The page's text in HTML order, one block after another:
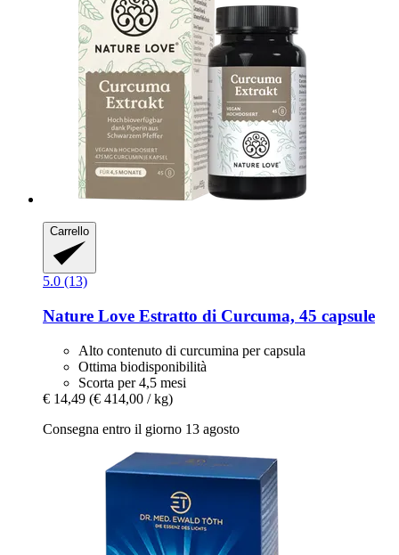
Carrello
5.0 (13)
Nature Love Estratto di Curcuma, 45 capsule
Alto contenuto di curcumina per capsula
Ottima biodisponibilità
Scorta per 4,5 mesi
€ 14,49 (€ 414,00 / kg)
Consegna entro il giorno 13 agosto